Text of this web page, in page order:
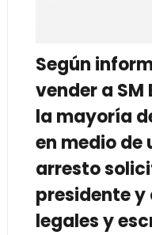
Según
vender a
la mayoría
en medio de
arresto
presidente y
legales y